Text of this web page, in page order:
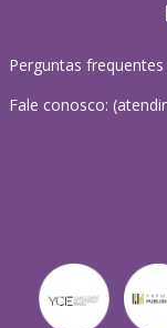
Perguntas frequentes
Fale conosco: